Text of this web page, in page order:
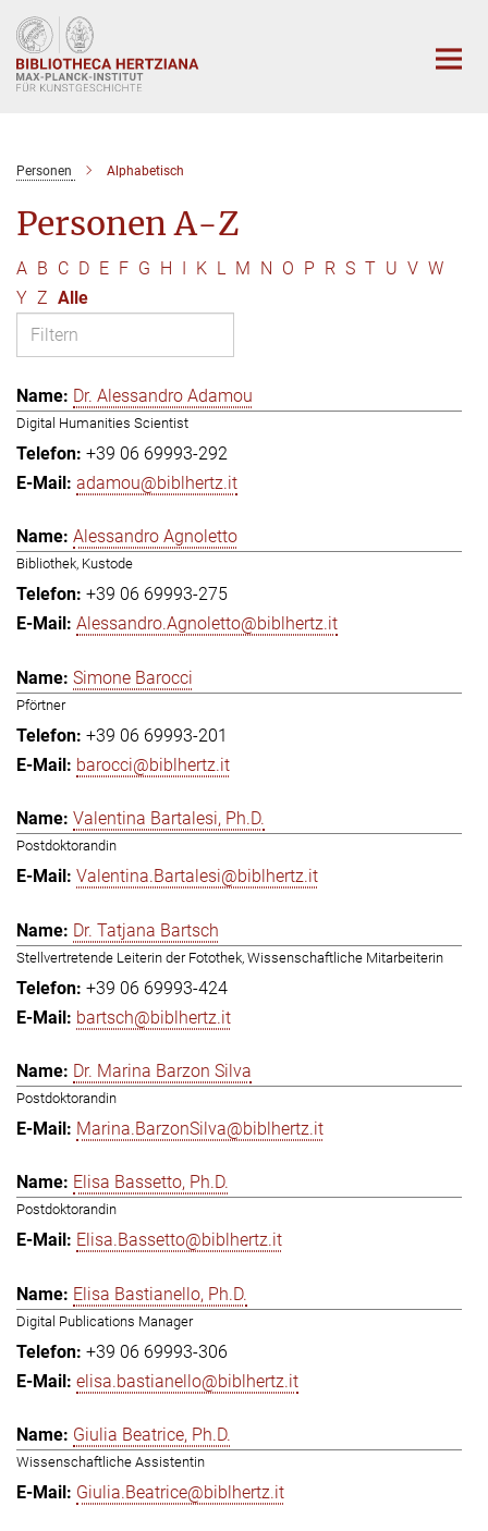
Hauptinhalt
Personen Alphabetisch
Personen A-Z
A B C D E F G H I K L M N O P R S T U V W
Y Z Alle
Dr. Alessandro Adamou
Digital Humanities Scientist
+39 06 69993-292
adamou@biblhertz.it
Alessandro Agnoletto
Bibliothek, Kustode
+39 06 69993-275
Alessandro.Agnoletto@biblhertz.it
Simone Barocci
Pförtner
+39 06 69993-201
barocci@biblhertz.it
Valentina Bartalesi, Ph.D.
Postdoktorandin
Valentina.Bartalesi@biblhertz.it
Dr. Tatjana Bartsch
Stellvertretende Leiterin der Fotothek, Wissenschaftliche Mitarbeiterin
+39 06 69993-424
bartsch@biblhertz.it
Dr. Marina Barzon Silva
Postdoktorandin
Marina.BarzonSilva@biblhertz.it
Elisa Bassetto, Ph.D.
Postdoktorandin
Elisa.Bassetto@biblhertz.it
Elisa Bastianello, Ph.D.
Digital Publications Manager
+39 06 69993-306
elisa.bastianello@biblhertz.it
Giulia Beatrice, Ph.D.
Wissenschaftliche Assistentin
Giulia.Beatrice@biblhertz.it